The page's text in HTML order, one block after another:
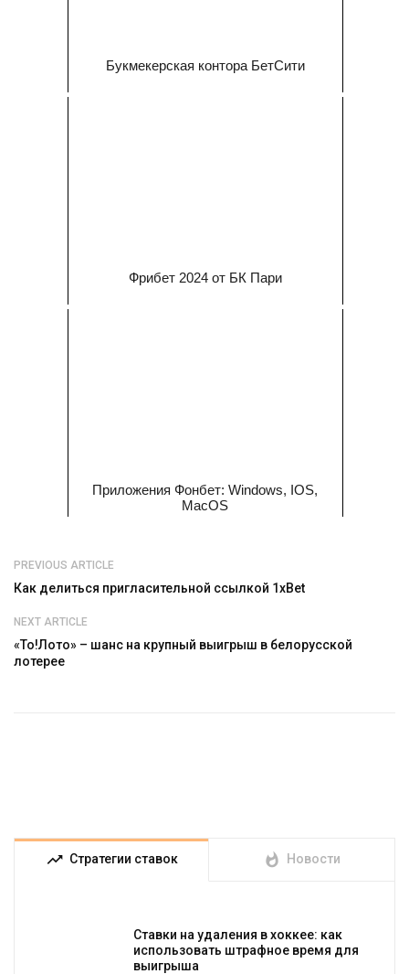
Букмекерская контора БетСити
Фрибет 2024 от БК Пари
Приложения Фонбет: Windows, IOS,
MacOS
PREVIOUS ARTICLE
Как делиться пригласительной ссылкой 1xBet
NEXT ARTICLE
«То!Лото» – шанс на крупный выигрыш в белорусской
лотерее
trending_up Стратегии ставок whatshot Новости
Ставки на удаления в хоккее: как
использовать штрафное время для
выигрыша